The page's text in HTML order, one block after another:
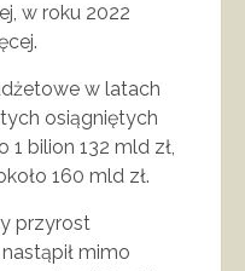
w roku 2022
w latach
osiągniętych
1 bilion 132 mld zł,
160 mld zł.
przyrost
mimo